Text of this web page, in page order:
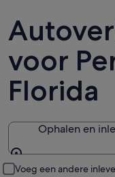
voor
Florida
Ophalen en
Voeg een andere